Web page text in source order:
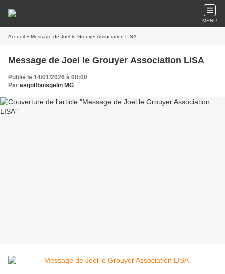
MENU
Accueil » Message de Joel le Grouyer Association LISA
Message de Joel le Grouyer Association LISA
Publié le 14/01/2026 à 08:00
Par asgolfboisgelin MG